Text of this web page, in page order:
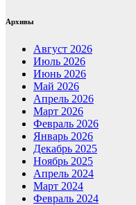
Архивы
Август 2026
Июль 2026
Июнь 2026
Май 2026
Апрель 2026
Март 2026
Февраль 2026
Январь 2026
Декабрь 2025
Ноябрь 2025
Апрель 2024
Март 2024
Февраль 2024